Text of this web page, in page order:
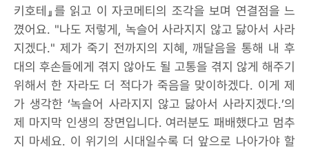
키호테』를 읽고 이 자코메티의 조각을 보며 연결점을 느
꼈어요. "나도 저렇게, 녹슬어 사라지지 않고 닳아서 사라
지겠다." 제가 죽기 전까지의 지혜, 깨달음을 통해 내 후
대의 후손들에게 겪지 않아도 될 고통을 겪지 않게 해주기
위해서 한 자라도 더 적다가 죽음을 맞이하겠다. 이게 제
가 생각한 ‘녹슬어 사라지지 않고 닳아서 사라지겠다.’의
제 마지막 인생의 장면입니다. 여러분도 패배했다고 멈추
지 마세요. 이 위기의 시대일수록 더 앞으로 나아가야 할